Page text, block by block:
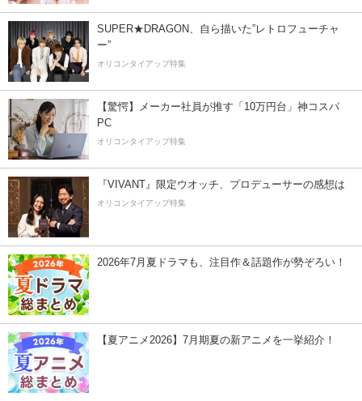
SUPER★DRAGON、自ら描いた”レトロフューチャ
ー”
オリコンタイアップ特集
【驚愕】メーカー社員が推す「10万円台」神コスパ
PC
オリコンタイアップ特集
『VIVANT』限定ウオッチ、プロデューサーの感想は
オリコンタイアップ特集
2026年7月夏ドラマも、注目作＆話題作が勢ぞろい！
【夏アニメ2026】7月期夏の新アニメを一挙紹介！